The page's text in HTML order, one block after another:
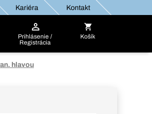
Kariéra Kontakt
Prihlásenie /
Registrácia
Košík
hlavou